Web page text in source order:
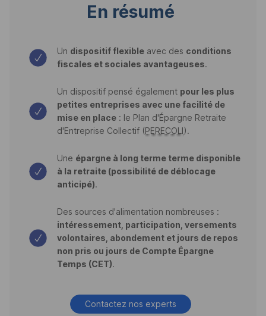
En résumé
Un dispositif flexible avec des conditions
fiscales et sociales avantageuses.
Un dispositif pensé également pour les plus
petites entreprises avec une facilité de
mise en place : le Plan d'Épargne Retraite
d'Entreprise Collectif (PERECOLI).
Une épargne à long terme terme disponible
à la retraite (possibilité de déblocage
anticipé).
Des sources d'alimentation nombreuses :
intéressement, participation, versements
volontaires, abondement et jours de repos
non pris ou jours de Compte Épargne
Temps (CET).
Contactez nos experts